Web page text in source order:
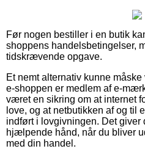
Før nogen bestiller i en butik
shoppens handelsbetingelser,
tidskrævende opgave.
Et nemt alternativ kunne
e-shoppen er medlem af e-
været en sikring om at internet
love, og at netbutikken af og til
indført i lovgivningen. Det giver
hjælpende hånd, når du bliver
med din handel.